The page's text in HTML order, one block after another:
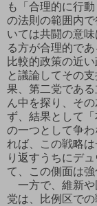
も「合理的に行
の法則の範囲内
いては共闘の意
る方が合理的で
比較的政策の近
と議論してその
果、第二党であ
ん中を探り、そ
ず、結果として
の一つとして争
れば、この戦略
り返すうちにデ
て、この側面は
一方で、維新や
党は、比例区で